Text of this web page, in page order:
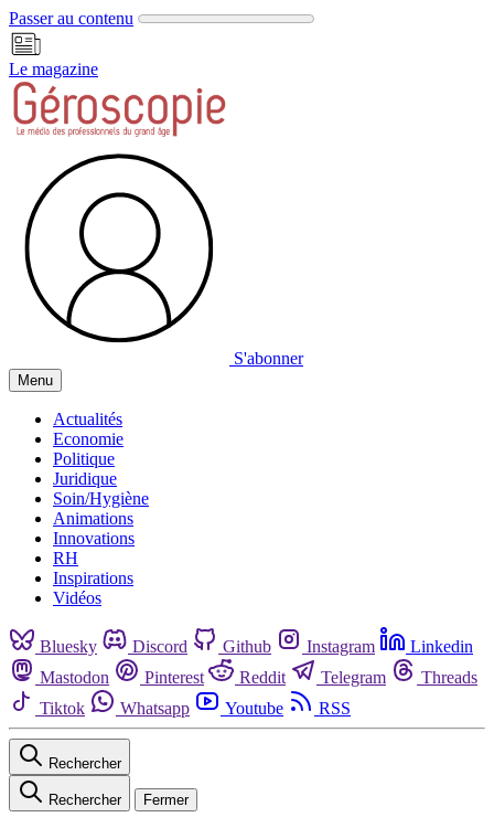
Passer au contenu
Le magazine
S'abonner
Menu
Actualités
Economie
Politique
Juridique
Soin/Hygiène
Animations
Innovations
RH
Inspirations
Vidéos
Bluesky Discord Github Instagram
Linkedin
Mastodon
Pinterest Reddit Telegram
Threads
Tiktok
Whatsapp Youtube RSS
Rechercher
Rechercher Fermer
Panneau de gestion des cookies